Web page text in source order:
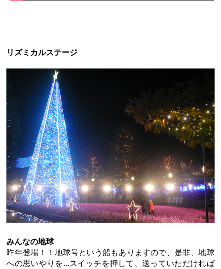
リズミカルステージ
みんなの地球
昨年登場！！地球号という船もありますので、是非、地球
への思いやりを…スイッチを押して、送っていただければ